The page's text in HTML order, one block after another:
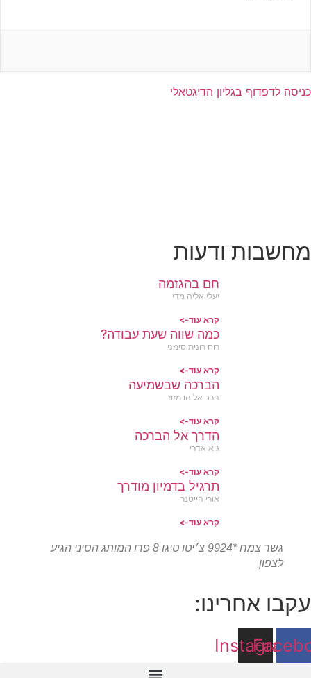
לדפדוף בגליון הדיגטאלי
ודעות
חם בהגזמה
יעלי אליה מדי
קרא עוד->
כמה שווה שעת עבודה?
רוח רונית סימני
קרא עוד->
הברכה שבשמיעה
הרב אליהו מזוז
קרא עוד->
הדרך אל הברכה
גיא אדרי
קרא עוד->
תרגיל בדמיון מודרך
אורי הייטנר
קרא עוד->
גשר צמח *9924 צ׳יטו טיגו 8 פרו המותג הסיני הגיע
לצפון
אחרינו:
Instagram